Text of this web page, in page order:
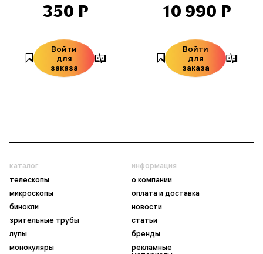
350 ₽
Войти
для
заказа
10 990 ₽
Войти
для
заказа
каталог
телескопы
микроскопы
бинокли
зрительные трубы
лупы
монокуляры
информация
о компании
оплата и доставка
новости
статьи
бренды
рекламные